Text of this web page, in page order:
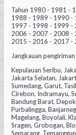
Tahun 1980 - 1981 -
1988 - 1989 - 1990 -
1997 - 1998 - 1999 -
2006 - 2007 - 2008 -
2015 - 2016 - 2017 -
Jangkauan
Kepulauan Seribu,
Jakarta Selatan,
Sumedang, Garut,
Cirebon, Indramayu,
Bandung Barat,
Purbalingga,
Magelang, Boyolali,
Sragen, Grobogan,
Semarang,